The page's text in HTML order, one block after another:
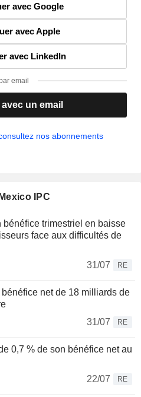
avec Google
avec Apple
avec LinkedIn
email
un email
nos abonnements
IPC
bénéfice trimestriel en baisse
face aux difficultés de
31/07
RE
net de 18 milliards de
31/07
RE
0,7 % de son bénéfice net au
22/07
RE